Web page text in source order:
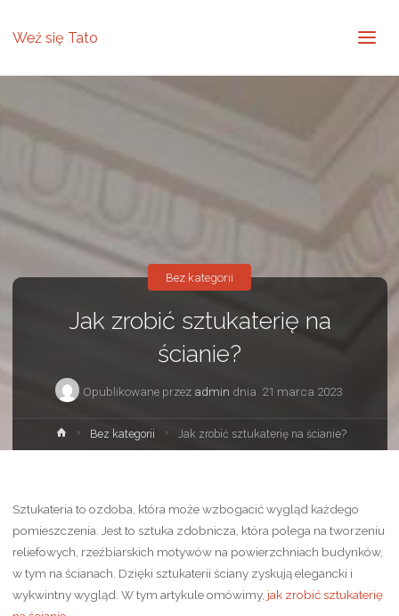
Weź się Tato
Jak zrobić sztukaterię na
ścianie?
Opublikowane przez admin dnia 21 marca 2023
Bez kategorii
Strona
główna
Bez kategorii Jak zrobić sztukaterię na ścianie?
Sztukateria to ozdoba, która może wzbogacić wygląd każdego
pomieszczenia. Jest to sztuka zdobnicza, która polega na tworzeniu
reliefowych, rzeźbiarskich motywów na powierzchniach budynków,
w tym na ścianach. Dzięki sztukaterii ściany zyskują elegancki i
wykwintny wygląd. W tym artykule omówimy, jak zrobić sztukaterię